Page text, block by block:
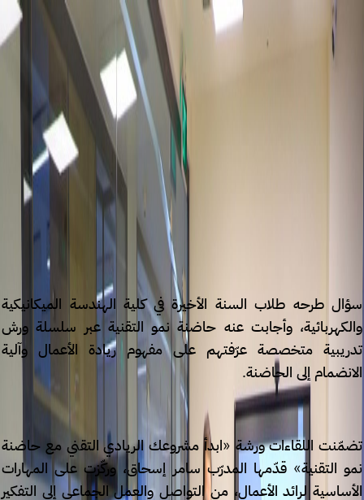
الصفحة الرئيسية
كيف تتحوّل الفكرة التقنية إلى شركة ريادية ناشئة؟
كيف تتحوّل الفكرة التقنية إلى شركة ريادية ناشئة؟
سؤال طرحه طلاب السنة الأخيرة في كلية الهندسة الميكانيكية
والكهربائية، وأجابت عنه حاضنة نمو التقنية عبر سلسلة ورش
تدريبية متخصصة عرّفتهم على مفهوم ريادة الأعمال وآلية
الانضمام إلى الحاضنة.
تضمّنت اللقاءات ورشة «ابدأ مشروعك الريادي التقني مع حاضنة
نمو التقنية» قدّمها المدرّب سامر إسحاق، وركّزت على المهارات
الأساسية لرائد الأعمال، من التواصل والعمل الجماعي إلى التفكير